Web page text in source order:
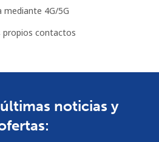
mediante 4G/5G
propios contactos
noticias y